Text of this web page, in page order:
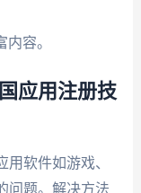
容。
应用注册技
软件如游戏、
问题。解决方法